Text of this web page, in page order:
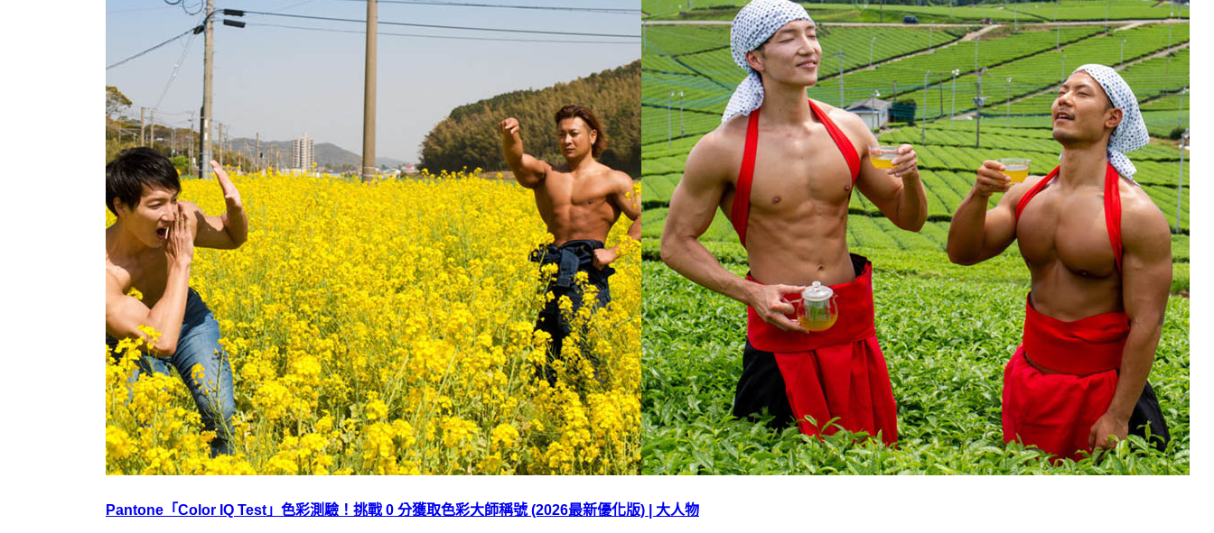
Pantone「Color IQ Test」色彩測驗！挑戰 0 分獲取色彩大師稱號 (2026最新優化版) | 大人物